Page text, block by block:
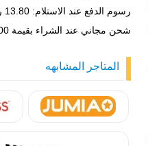
رسوم الدفع عند الاستلام: 13.80 ريال.
شحن مجاني عند الشراء بقيمة 300 ريال
المتاجر المشابهه